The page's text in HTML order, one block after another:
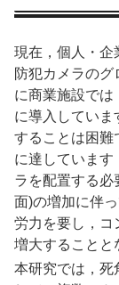
現在，個人・企
防犯カメラの
に商業施設では
に導入していま
することは困難
に達しています
ラを配置する必
面)の増加に伴
労力を要し，コ
増大することと
本研究では，死